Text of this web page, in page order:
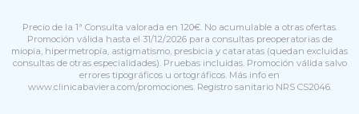
Precio de la 1ª Consulta valorada en 120€. No acumulable a otras ofertas.
Promoción válida hasta el 31/12/2026 para consultas preoperatorias de
miopía, hipermetropía, astigmatismo, presbicia y cataratas (quedan excluidas
consultas de otras especialidades). Pruebas incluidas. Promoción válida salvo
errores tipográficos u ortográficos. Más info en
www.clinicabaviera.com/promociones. Registro sanitario NRS CS2046.